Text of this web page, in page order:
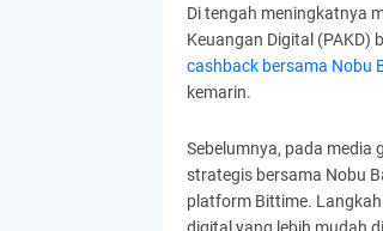
Di tengah meningkatnya
Keuangan Digital (PAKD)
cashback bersama Nobu
kemarin.
Sebelumnya, pada media
strategis bersama Nobu
platform Bittime.